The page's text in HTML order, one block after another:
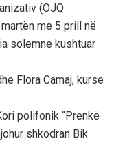
(OJQ
me 5 prill në
solemne kushtuar
Flora Camaj, kurse
polifonik “Prenkë
shkodran Bik